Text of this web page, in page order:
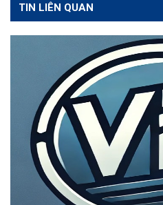
TIN LIÊN QUAN